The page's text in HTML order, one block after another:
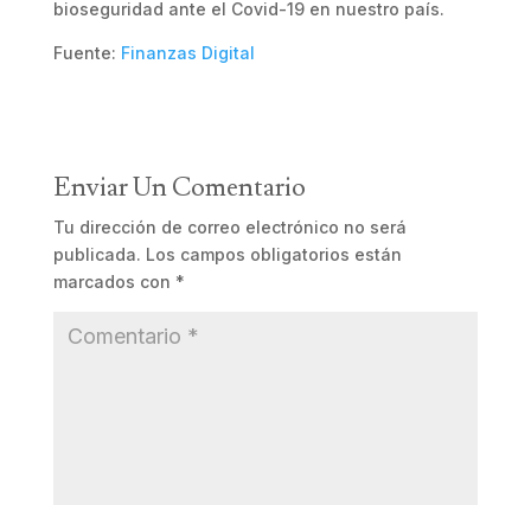
bioseguridad ante el Covid-19 en nuestro país.
Fuente: Finanzas Digital
Enviar Un Comentario
Tu dirección de correo electrónico no será
publicada. Los campos obligatorios están
marcados con *